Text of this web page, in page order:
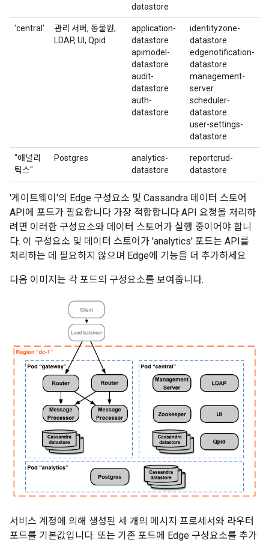
datastore
'central'
관리 서버, 동물원,
LDAP, UI, Qpid
application-
datastore
apimodel-
datastore
audit-
datastore
auth-
datastore
identityzone-
datastore
edgenotification-
datastore
management-
server
scheduler-
datastore
user-settings-
datastore
"애널리
틱스"
Postgres
analytics-
datastore
reportcrud-
datastore
'게이트웨이'의 Edge 구성요소 및 Cassandra 데이터 스토어
API에 포드가 필요합니다 가장 적합합니다 API 요청을 처리하
려면 이러한 구성요소와 데이터 스토어가 실행 중이어야 합니
다. 이 구성요소 및 데이터 스토어가 'analytics' 포드는 API를
처리하는 데 필요하지 않으며 Edge에 기능을 더 추가하세요
다음 이미지는 각 포드의 구성요소를 보여줍니다.
서비스 계정에 의해 생성된 세 개의 메시지 프로세서와 라우터
포드를 기본값입니다. 또는 기존 포드에 Edge 구성요소를 추가